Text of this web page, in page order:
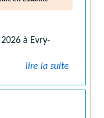
à Evry-
lire la suite